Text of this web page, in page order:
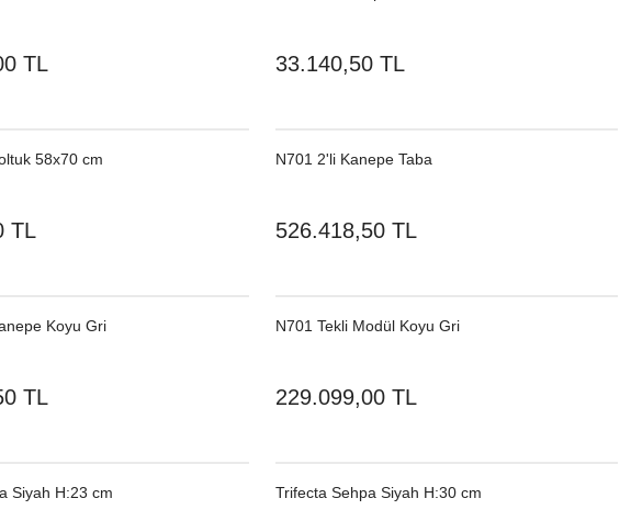
TL 33.140,50 TL
58x70 cm
TL
N701 2'li Kanepe Taba
526.418,50 TL
Koyu Gri
TL
N701 Tekli Modül Koyu Gri
229.099,00 TL
Siyah H:23 cm Trifecta Sehpa Siyah H:30 cm